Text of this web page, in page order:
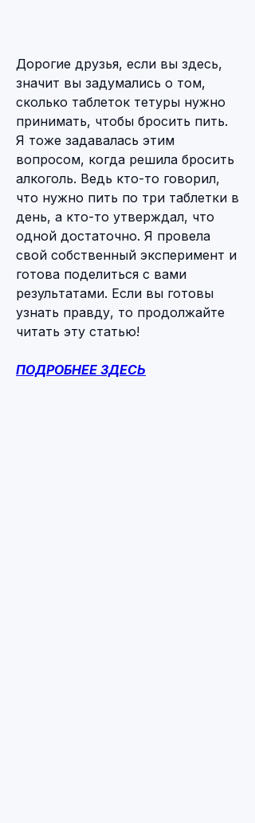
Дорогие друзья, если вы здесь,
значит вы задумались о том,
сколько таблеток тетуры нужно
принимать, чтобы бросить пить.
Я тоже задавалась этим
вопросом, когда решила бросить
алкоголь. Ведь кто-то говорил,
что нужно пить по три таблетки в
день, а кто-то утверждал, что
одной достаточно. Я провела
свой собственный эксперимент и
готова поделиться с вами
результатами. Если вы готовы
узнать правду, то продолжайте
читать эту статью!
ПОДРОБНЕЕ ЗДЕСЬ